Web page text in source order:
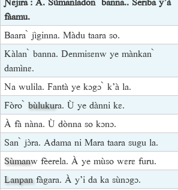
fàamu.
Baara ̀ jìginna. Màdu taara so.
Kàlan ̀ banna. Denmisɛnw ye mànkan ̀
damìnɛ.
Na wulila. Fantà ye kɔgɔ ̀ k’à la.
Fòro ̀bùlukura. Ù ye dànni kɛ.
À fà nàna. Ù dònna so kɔnɔ.
San ̀ jɔ̀ra. Adama ni Mara taara sugu la.
Sùmanw fèerela. À ye mùso wɛrɛ furu.
Lanpanfàgara. À y’i da ka sùnɔgɔ.